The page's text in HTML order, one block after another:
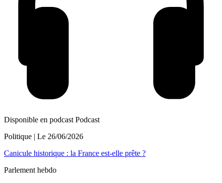
Disponible en podcast Podcast
Politique | Le 26/06/2026
Canicule historique : la France est-elle prête ?
Parlement hebdo